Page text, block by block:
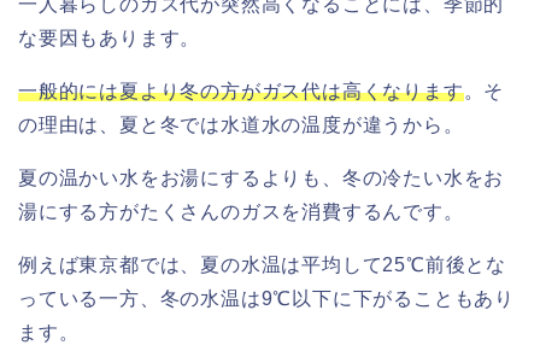
一人暮らしのガス代が突然高くなることには、季節的
な要因もあります。
一般的には夏より冬の方がガス代は高くなります。そ
の理由は、夏と冬では水道水の温度が違うから。
夏の温かい水をお湯にするよりも、冬の冷たい水をお
湯にする方がたくさんのガスを消費するんです。
例えば東京都では、夏の水温は平均して25℃前後とな
っている一方、冬の水温は9℃以下に下がることもあり
ます。